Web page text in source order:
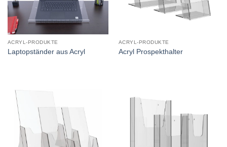
ACRYL-PRODUKTE
Laptopständer aus Acryl
ACRYL-PRODUKTE
Acryl Prospekthalter